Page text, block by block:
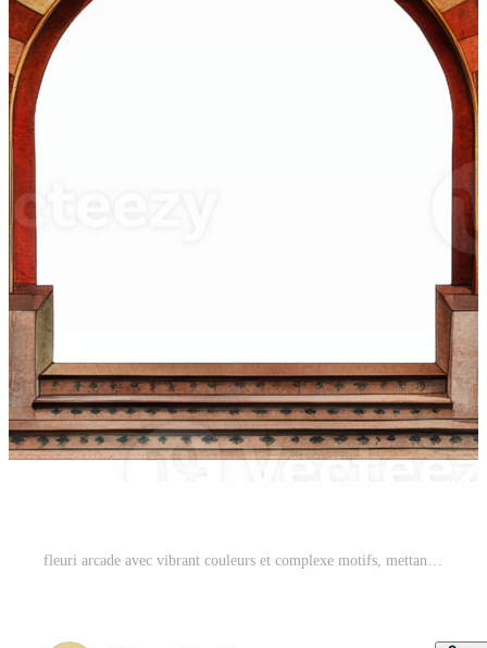
fleuri arcade avec vibrant couleurs et complexe motifs, mettant en valeur artistique détails et historique conception éléments, Couper en dehors - Stock . PNG Pro